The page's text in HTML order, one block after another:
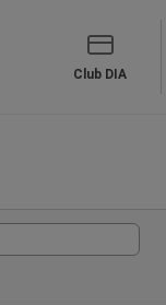
Club DIA